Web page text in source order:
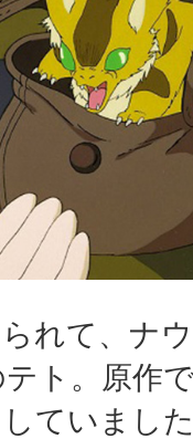
れて、ナ
ト。原作
ていまし